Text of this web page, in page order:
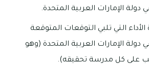
الإمارات العربية المتحدة.
التي تلبي التوقعات المتوقعة
الإمارات العربية المتحدة (وهو
على كل مدرسة تحقيقه).